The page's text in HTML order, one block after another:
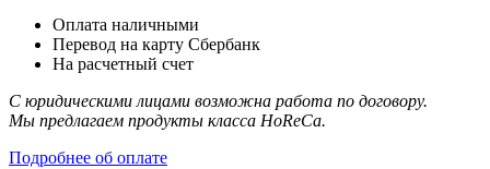
Оплата наличными
Перевод на карту Сбербанк
На расчетный счет
С юридическими лицами возможна работа по договору.
Мы предлагаем продукты класса HoReCa.
Подробнее об оплате